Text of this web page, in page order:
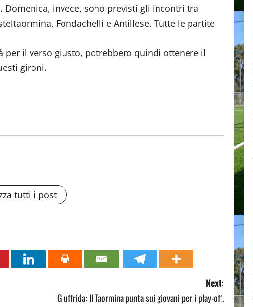
invece, sono previsti gli incontri tra
Fondachelli e Antillese. Tutte le partite
per il verso giusto, potrebbero quindi ottenere il
gironi.
tutti i post
Next:
Giuffrida: Il Taormina punta sui giovani per i play-off.